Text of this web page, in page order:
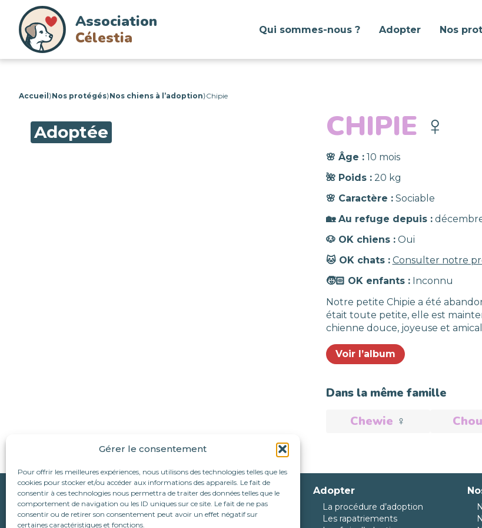
Gérer le consentement
Pour offrir les meilleures expériences, nous utilisons des technologies telles que les
cookies pour stocker et/ou accéder aux informations des appareils. Le fait de
consentir à ces technologies nous permettra de traiter des données telles que le
comportement de navigation ou les ID uniques sur ce site. Le fait de ne pas
consentir ou de retirer son consentement peut avoir un effet négatif sur
certaines caractéristiques et fonctions.
Association
Célestia
Qui sommes-nous ? Adopter Nos
Accueil ⟩Nos protégés⟩Nos chiens à l’adoption⟩Chipie
Adoptée CHIPIE ♀️
🌸 Âge :10 mois
🌺 Poids :20 kg
🌸 Caractère :Sociable
🏡 Au refuge depuis :
🐶 OK chiens :Oui
🐱 OK chats : Consulter notre
🧒🏻 OK enfants :Inconnu
Notre petite Chipie a été
était toute petite, elle est
chienne douce, joyeuse et
Voir l’album
Dans la même famille
Adoptée
Chewie ♀️ Adoptée
Suivez-nous :
Nous écrire
Qui sommes-nous ?
L’association
Le refuge d’Alina & Anda
Adopter
La procédure d’adoption
Les rapatriements